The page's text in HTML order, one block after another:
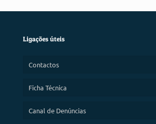
Ligações úteis
Contactos
Ficha Técnica
Canal de Denúncias